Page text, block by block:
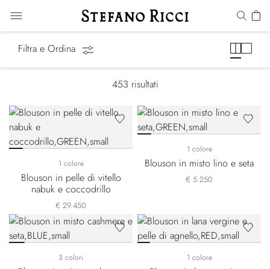
Filtra e Ordina
453 risultati
1 colore
Blouson in pelle di vitello
nabuk e coccodrillo
€ 29.450
1 colore
Blouson in misto lino e seta
€ 5.250
3 colori 1 colore